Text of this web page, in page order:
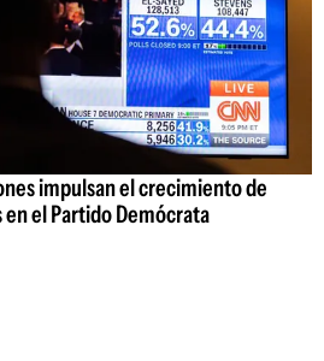
impulsan el crecimiento de
el Partido Demócrata